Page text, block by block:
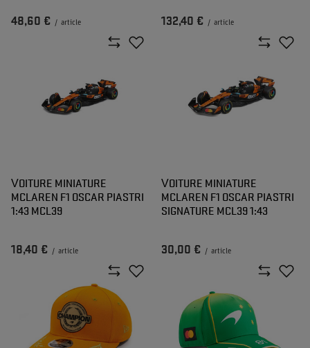
48,60 € / article 132,40 € / article
VOITURE MINIATURE
MCLAREN F1 OSCAR PIASTRI
1:43 MCL39
18,40 € / article
VOITURE MINIATURE
MCLAREN F1 OSCAR PIASTRI
SIGNATURE MCL39 1:43
30,00 € / article